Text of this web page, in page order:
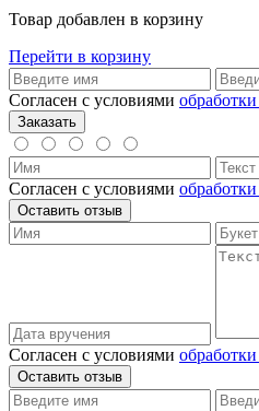
Товар добавлен в корзину
Перейти в корзину
Согласен с условиями
Согласен с условиями
Согласен с условиями